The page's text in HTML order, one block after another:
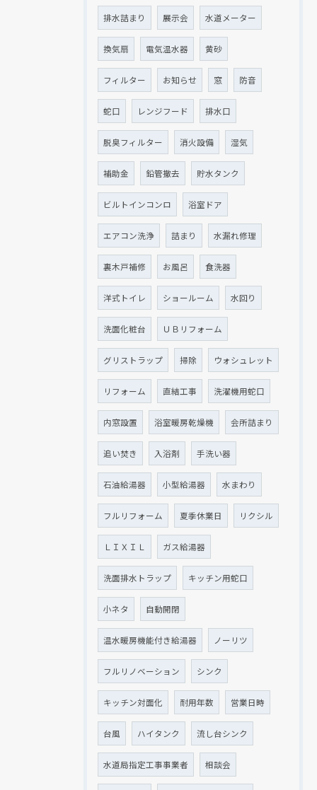
排水詰まり 展示会 水道メーター
換気扇 電気温水器 黄砂
フィルター お知らせ 窓 防音
蛇口 レンジフード 排水口
脱臭フィルター 消火設備 湿気
補助金 鉛管撤去 貯水タンク
ビルトインコンロ 浴室ドア
エアコン洗浄 詰まり 水漏れ修理
裏木戸補修 お風呂 食洗器
洋式トイレ ショールーム 水回り
洗面化粧台 ＵＢリフォーム
グリストラップ 掃除 ウォシュレット
リフォーム 直結工事 洗濯機用蛇口
内窓設置 浴室暖房乾燥機 会所詰まり
追い焚き 入浴剤 手洗い器
石油給湯器 小型給湯器 水まわり
フルリフォーム 夏季休業日 リクシル
ＬＩＸＩＬ ガス給湯器
洗面排水トラップ キッチン用蛇口
小ネタ 自動開閉
温水暖房機能付き給湯器 ノーリツ
フルリノベーション シンク
キッチン対面化 耐用年数 営業日時
台風 ハイタンク 流し台シンク
水道局指定工事事業者 相談会